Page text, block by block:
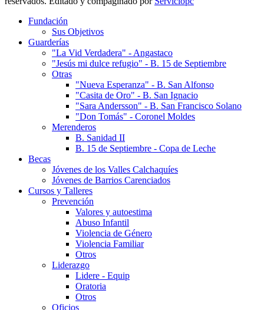
Fundación
Sus Objetivos
Guarderías
"La Vid Verdadera" - Angastaco
"Jesús mi dulce refugio" - B. 15 de Septiembre
Otras
"Nueva Esperanza" - B. San Alfonso
"Casita de Oro" - B. San Ignacio
"Sara Andersson" - B. San Francisco Solano
"Don Tomás" - Coronel Moldes
Merenderos
B. Sanidad II
B. 15 de Septiembre - Copa de Leche
Becas
Jóvenes de los Valles Calchaquíes
Jóvenes de Barrios Carenciados
Cursos y Talleres
Prevención
Valores y autoestima
Abuso Infantil
Violencia de Género
Violencia Familiar
Otros
Liderazgo
Lidere - Equip
Oratoria
Otros
Oficios